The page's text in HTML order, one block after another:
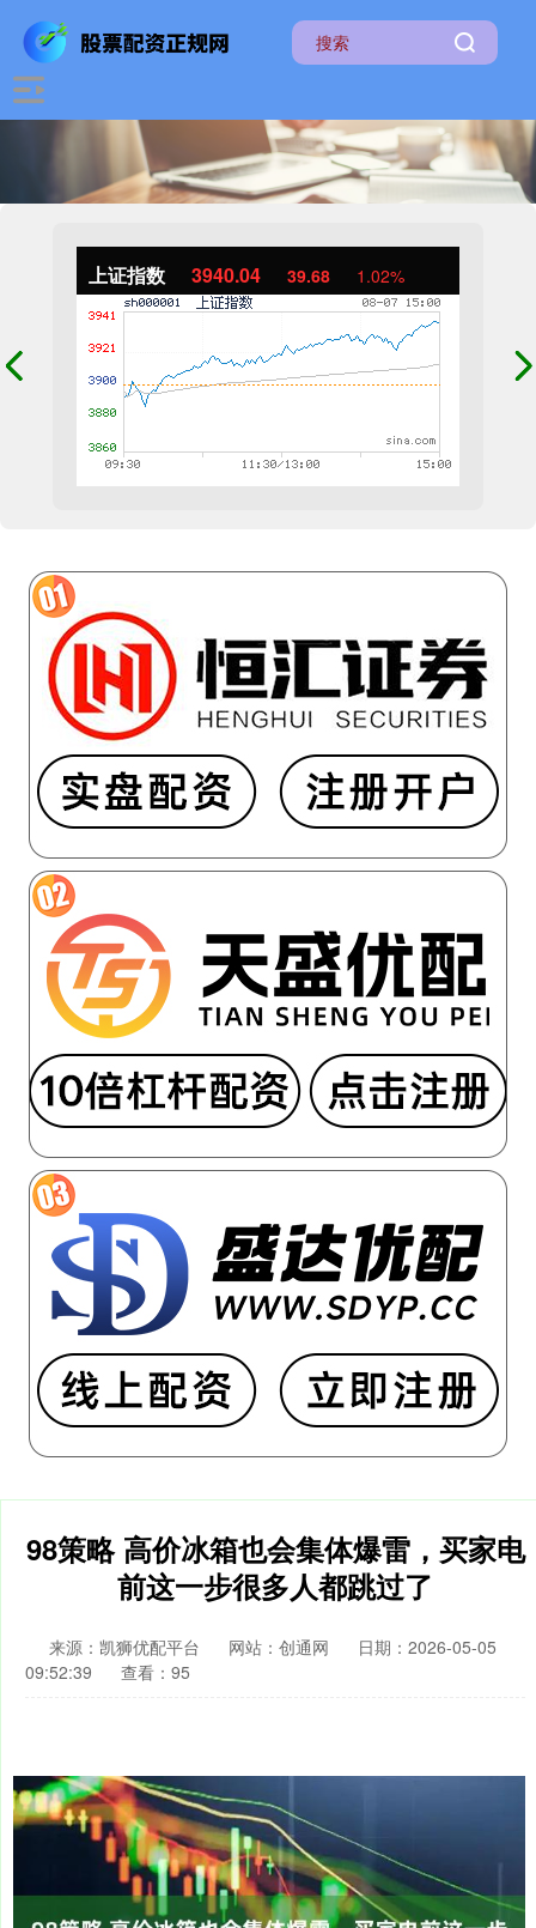
上证指数 3940.04 39.68 1.02%
98策略 高价冰箱也会集体爆雷，买家电
前这一步很多人都跳过了
来源：凯狮优配平台 网站：创通网
日期：2026-05-05
09:52:39
查看：95